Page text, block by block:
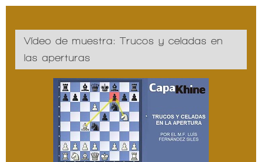
Vídeo de muestra: Trucos y celadas en
las aperturas